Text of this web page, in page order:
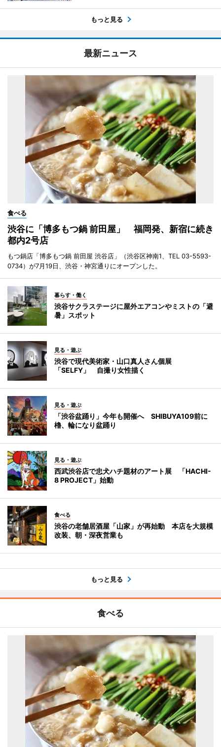
もっと見る
最新ニュース
食べる
渋谷に「博多もつ鍋 前田屋」 福岡発、新宿に続き
都内2号店
もつ鍋店「博多もつ鍋 前田屋 渋谷店」（渋谷区神南1、TEL 03-5593-
0734）が7月19日、渋谷・神宮通りにオープンした。
暮らす・働く
渋谷サクラステージに屋外エアコンやミストの「避
暑」スポット
見る・遊ぶ
渋谷で現代美術家・山口真人さん個展
「SELFY」 自撮り女性描く
見る・遊ぶ
「渋谷盆踊り」今年も開催へ SHIBUYA109前に
櫓、輪になり盆踊り
見る・遊ぶ
西武渋谷店で忠犬ハチ題材のアート展 「HACHI-
8 PROJECT」始動
食べる
渋谷の老舗居酒屋「山家」が再始動 本店を大規模
改装、朝・深夜営業も
もっと見る
食べる